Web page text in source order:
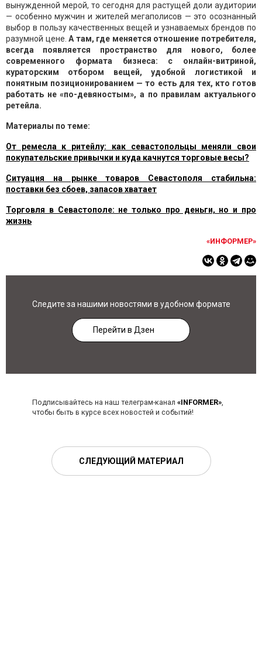
вынужденной мерой, то сегодня для растущей доли аудитории
— особенно мужчин и жителей мегаполисов — это осознанный
выбор в пользу качественных вещей и узнаваемых брендов по
разумной цене.А там, где меняется отношение потребителя,
всегда появляется пространство для нового, более
современного формата бизнеса: с онлайн-витриной,
кураторским отбором вещей, удобной логистикой и
понятным позиционированием — то есть для тех, кто готов
работать не «по-девяностым», а по правилам актуального
ретейла.
Материалы по теме:
От ремесла к ритейлу: как севастопольцы меняли свои
покупательские привычки и куда качнутся торговые весы?
Ситуация на рынке товаров Севастополя стабильна:
поставки без сбоев, запасов хватает
Торговля в Севастополе: не только про деньги, но и про
жизнь
«ИНФОРМЕР»
Следите за нашими новостями в удобном формате
Перейти в Дзен
Подписывайтесь на наш телеграм-канал «INFORMER»
чтобы быть в курсе всех новостей и событий!
СЛЕДУЮЩИЙ МАТЕРИАЛ